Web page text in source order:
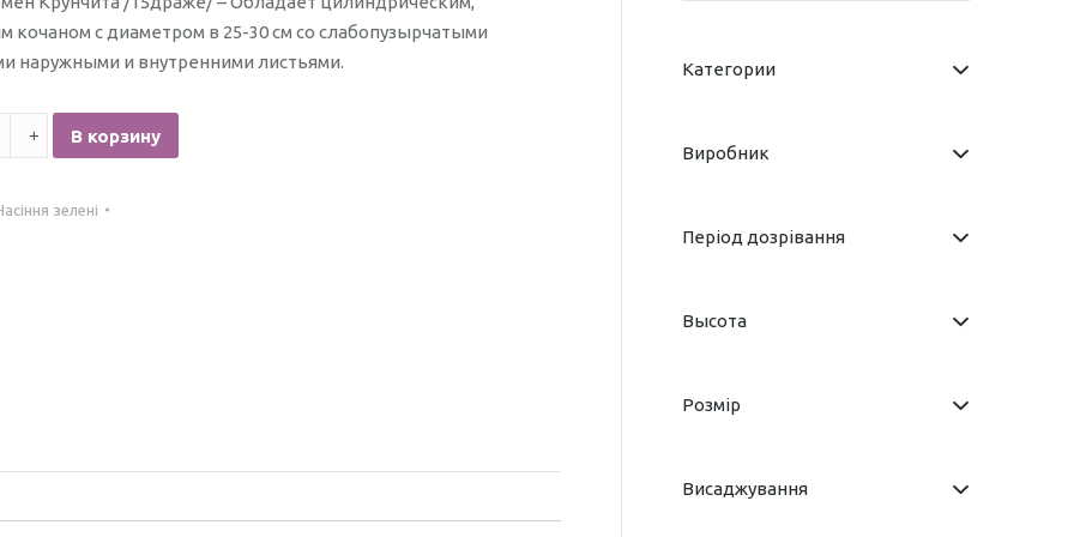
кочаном с диаметром в 25-30 см со слабопузырчатыми
наружными и внутренними листьями.
В корзину
зелені
Категории
Виробник
Період дозрівання
Высота
Розмір
Висаджування